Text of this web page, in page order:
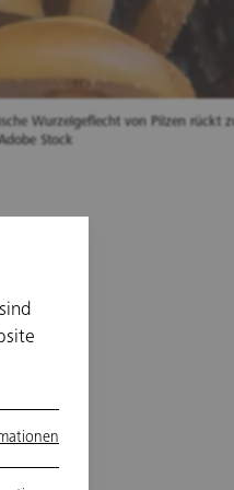
Wurzelgeflecht von Pilzen rückt
Stock